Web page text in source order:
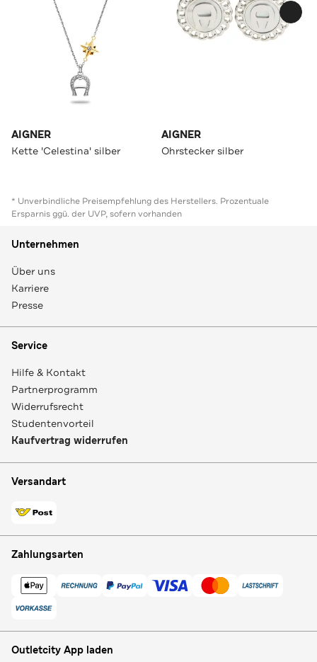
AIGNER
Kette 'Celestina' silber
AIGNER
Ohrstecker silber
* Unverbindliche Preisempfehlung des Herstellers. Prozentuale
Ersparnis ggü. der UVP, sofern vorhanden
Unternehmen
Über uns
Karriere
Presse
Service
Hilfe & Kontakt
Partnerprogramm
Widerrufsrecht
Studentenvorteil
Kaufvertrag widerrufen
Versandart
Zahlungsarten
Outletcity App laden